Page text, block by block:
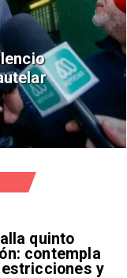
quinto
contempla
y